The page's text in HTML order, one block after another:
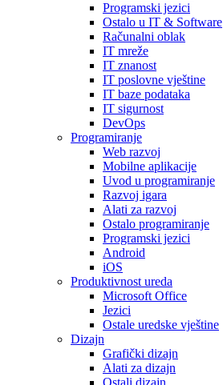
Programski jezici
Ostalo u IT & Software
Računalni oblak
IT mreže
IT znanost
IT poslovne vještine
IT baze podataka
IT sigurnost
DevOps
Programiranje
Web razvoj
Mobilne aplikacije
Uvod u programiranje
Razvoj igara
Alati za razvoj
Ostalo programiranje
Programski jezici
Android
iOS
Produktivnost ureda
Microsoft Office
Jezici
Ostale uredske vještine
Dizajn
Grafički dizajn
Alati za dizajn
Ostali dizajn